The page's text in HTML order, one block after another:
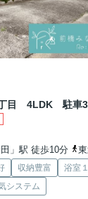
」駅 徒歩10分
東
収納豊富
浴室
システム